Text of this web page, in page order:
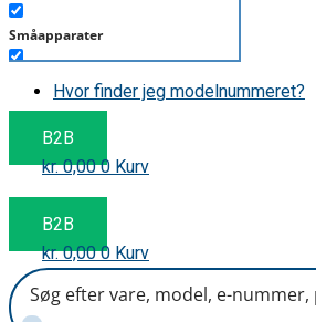
Småapparater
Støvsuger
Tilbehør/Plejemidler
Vaskemaskine
Hvor finder jeg modelnummeret?
B2B
kr.0,00 0 Kurv
B2B
kr.0,00 0 Kurv